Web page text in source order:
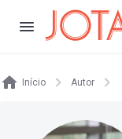
Início Autor